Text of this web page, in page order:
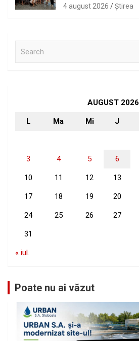
4 august 2026 Ştirea
AUGUST 2026
L Ma Mi J
3 4 5 6
10 11 12 13
17 18 19 20
24 25 26 27
31
« iul.
Poate nu ai văzut